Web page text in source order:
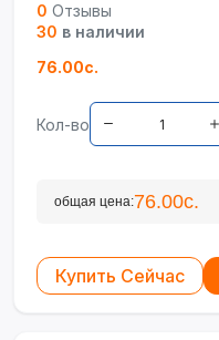
0 Отзывы
30 в наличии
76.00с.
Кол-во
общая цена:76.00с.
Купить Сейчас